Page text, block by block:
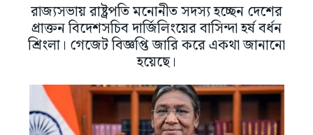
রা‌জ্যসভায় রাষ্ট্রপতি মনোনীত সদস্য হচ্ছেন দেশের
প্রাক্তন বিদেশসচিব দার্জিলিংয়ের বাসিন্দা হর্ষ বর্ধন
শ্রিংলা। গেজেট বিজ্ঞপ্তি জারি করে একথা জানানো
হয়েছে।